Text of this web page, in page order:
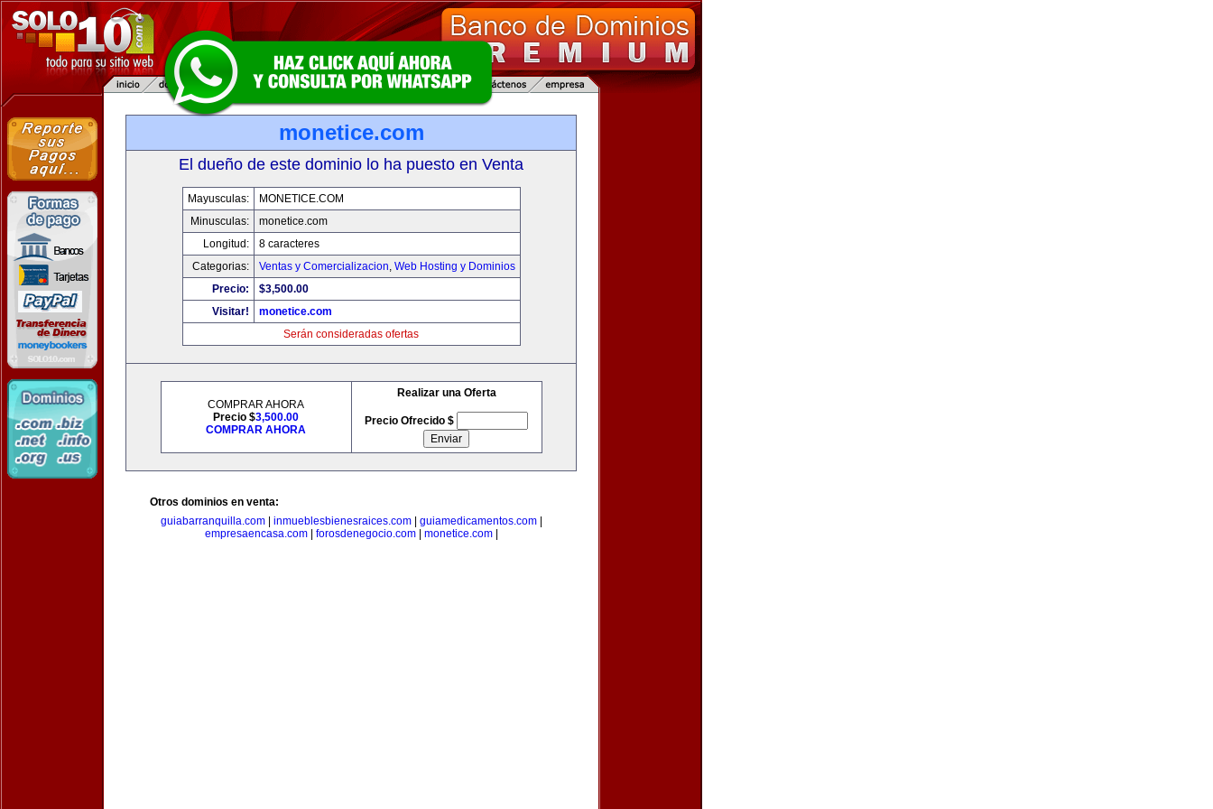
monetice.com
El dueño de este dominio lo ha puesto en Venta
Mayusculas:
MONETICE.COM
Minusculas:
monetice.com
Longitud:
8 caracteres
Categorias:
Ventas y Comercializacion, Web Hosting y Dominios
Precio:
$3,500.00
Visitar!
monetice.com
Serán consideradas ofertas
COMPRAR AHORA
Precio $3,500.00
COMPRAR AHORA
Realizar una Oferta
Precio Ofrecido $
Otros dominios en venta:
guiabarranquilla.com| inmueblesbienesraices.com| guiamedicamentos.com|
empresaencasa.com| forosdenegocio.com| monetice.com|